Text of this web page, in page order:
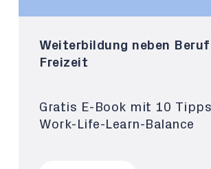
Weiterbildung neben Beruf
Freizeit
Gratis E-Book mit 10
Work-Life-Learn-Balance